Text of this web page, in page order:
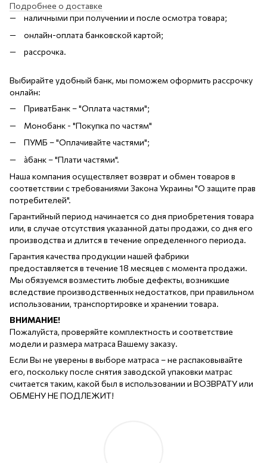
Подробнее о доставке
наличными при получении и после осмотра товара;
онлайн-оплата банковской картой;
рассрочка.
Выбирайте удобный банк, мы поможем оформить рассрочку
онлайн:
ПриватБанк – "Оплата частями";
Монобанк - "Покупка по частям"
ПУМБ – "Оплачивайте частями";
àбанк – "Плати частями".
Наша компания осуществляет возврат и обмен товаров в
соответствии с требованиями Закона Украины "О защите прав
потребителей".
Гарантийный период начинается со дня приобретения товара
или, в случае отсутствия указанной даты продажи, со дня его
производства и длится в течение определенного периода.
Гарантия качества продукции нашей фабрики
предоставляется в течение 18 месяцев с момента продажи.
Мы обязуемся возместить любые дефекты, возникшие
вследствие производственных недостатков, при правильном
использовании, транспортировке и хранении товара.
ВНИМАНИЕ!
Пожалуйста, проверяйте комплектность и соответствие
модели и размера матраса Вашему заказу.
Если Вы не уверены в выборе матраса – не распаковывайте
его, поскольку после снятия заводской упаковки матрас
считается таким, какой был в использовании и ВОЗВРАТУ или
ОБМЕНУ НЕ ПОДЛЕЖИТ!